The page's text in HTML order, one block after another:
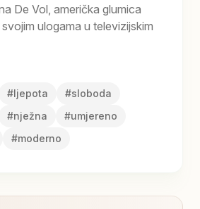
De Vol, američka glumica
ulogama u televizijskim
#ljepota #sloboda
#nježna #umjereno
#moderno